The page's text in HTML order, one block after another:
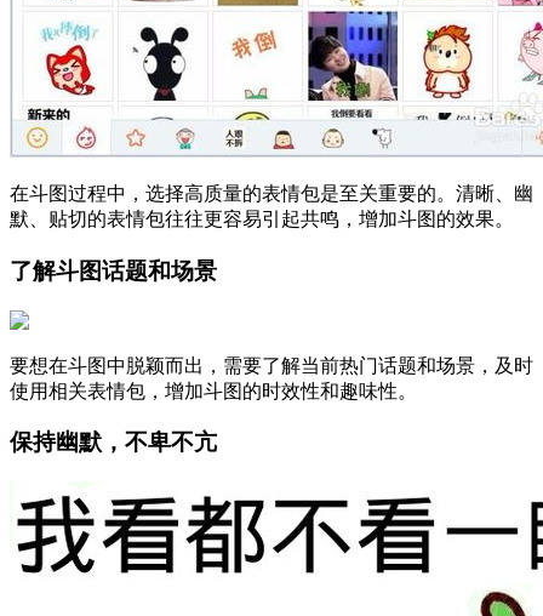
在斗图过程中，选择高质量的表情包是至关重要的。清晰、幽
默、贴切的表情包往往更容易引起共鸣，增加斗图的效果。
了解斗图话题和场景
要想在斗图中脱颖而出，需要了解当前热门话题和场景，及时
使用相关表情包，增加斗图的时效性和趣味性。
保持幽默，不卑不亢